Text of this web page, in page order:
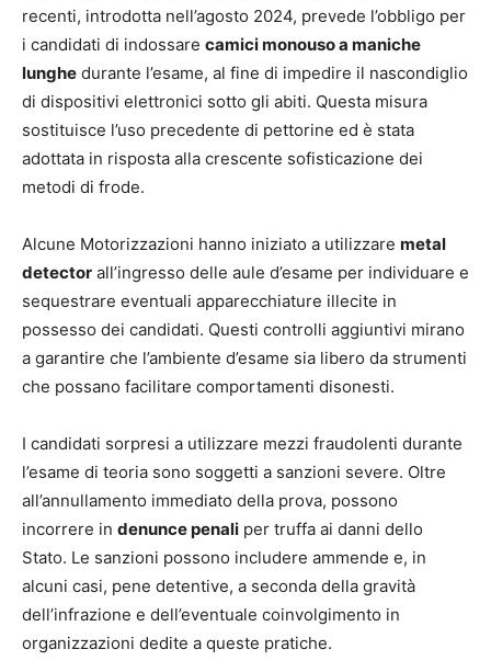
recenti, introdotta nell’agosto 2024, prevede l’obbligo per
i candidati di indossare camici monouso a maniche
lunghe durante l’esame, al fine di impedire il nascondiglio
di dispositivi elettronici sotto gli abiti. Questa misura
sostituisce l’uso precedente di pettorine ed è stata
adottata in risposta alla crescente sofisticazione dei
metodi di frode.
Alcune Motorizzazioni hanno iniziato a utilizzare metal
detector all’ingresso delle aule d’esame per individuare e
sequestrare eventuali apparecchiature illecite in
possesso dei candidati. Questi controlli aggiuntivi mirano
a garantire che l’ambiente d’esame sia libero da strumenti
che possano facilitare comportamenti disonesti.
I candidati sorpresi a utilizzare mezzi fraudolenti durante
l’esame di teoria sono soggetti a sanzioni severe. Oltre
all’annullamento immediato della prova, possono
incorrere in denunce penali per truffa ai danni dello
Stato. Le sanzioni possono includere ammende e, in
alcuni casi, pene detentive, a seconda della gravità
dell’infrazione e dell’eventuale coinvolgimento in
organizzazioni dedite a queste pratiche.